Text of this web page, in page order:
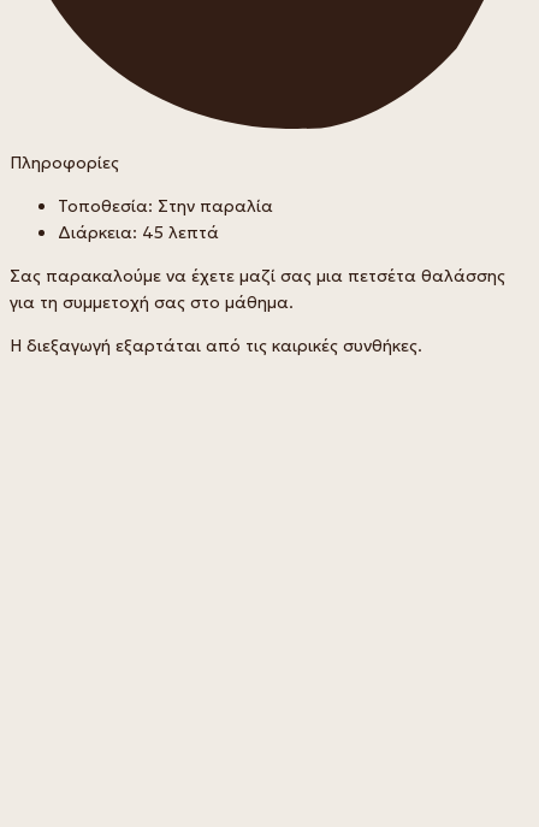
Πληροφορίες
Τοποθεσία: Στην παραλία
Διάρκεια: 45 λεπτά
Σας παρακαλούμε να έχετε μαζί σας μια πετσέτα θαλάσσης
για τη συμμετοχή σας στο μάθημα.
Η διεξαγωγή εξαρτάται από τις καιρικές συνθήκες.